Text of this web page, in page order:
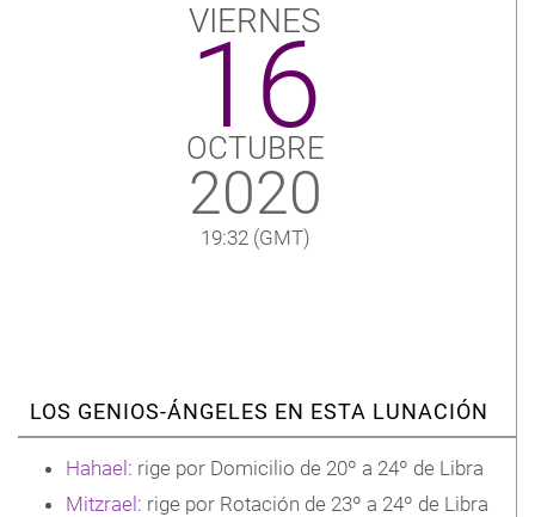
VIERNES
16
OCTUBRE
2020
19:32 (GMT)
LOS GENIOS-ÁNGELES EN ESTA LUNACIÓN
Hahael: rige por Domicilio de 20º a 24º de Libra
Mitzrael: rige por Rotación de 23º a 24º de Libra